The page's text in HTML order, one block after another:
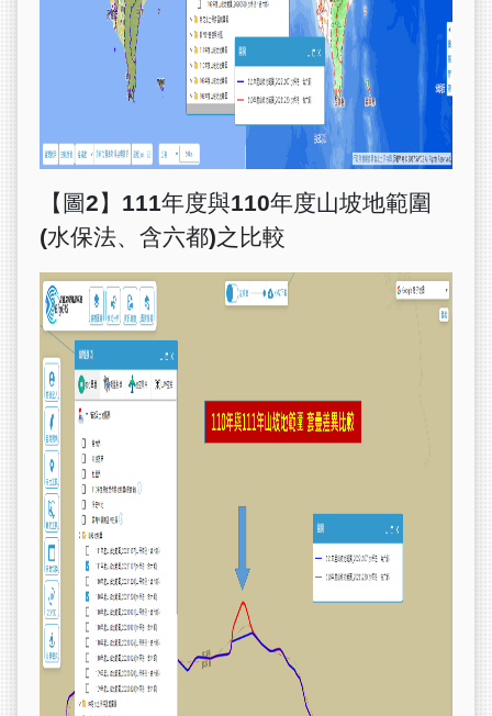
【圖2】111年度與110年度山坡地範圍
(水保法、含六都)之比較